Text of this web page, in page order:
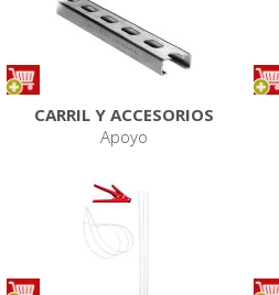
CARRIL Y ACCESORIOS
Apoyo